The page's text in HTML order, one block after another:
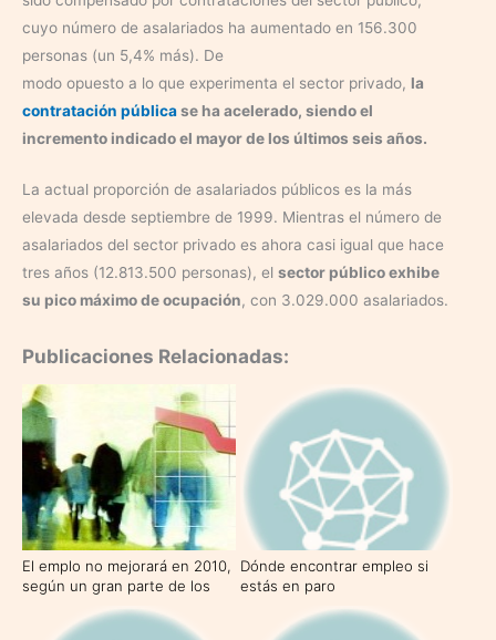
cuyo número de asalariados ha aumentado en 156.300
personas (un 5,4% más). De
modo opuesto a lo que experimenta el sector privado, la
contratación públicase ha acelerado, siendo el
incremento indicado el mayor de los últimos seis años.
La actual proporción de asalariados públicos es la más
elevada desde septiembre de 1999. Mientras el número de
asalariados del sector privado es ahora casi igual que hace
tres años (12.813.500 personas), el sector público exhibe
su pico máximo de ocupación, con 3.029.000 asalariados.
Publicaciones Relacionadas:
El emplo no mejorará en 2010,
según un gran parte de los
Dónde encontrar empleo si
estás en paro